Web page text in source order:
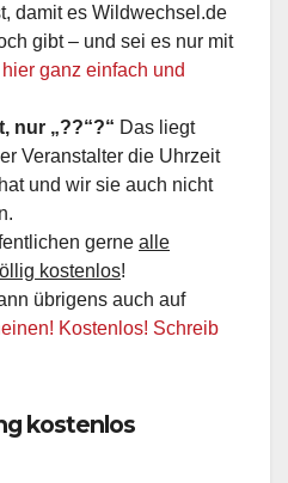
damit es Wildwechsel.de
gibt – und sei es nur mit
hier ganz einfach und
nur „??“?“ Das liegt
Veranstalter die Uhrzeit
und wir sie auch nicht
gerne alle
kostenlos!
übrigens auch auf
Kostenlos! Schreib
kostenlos